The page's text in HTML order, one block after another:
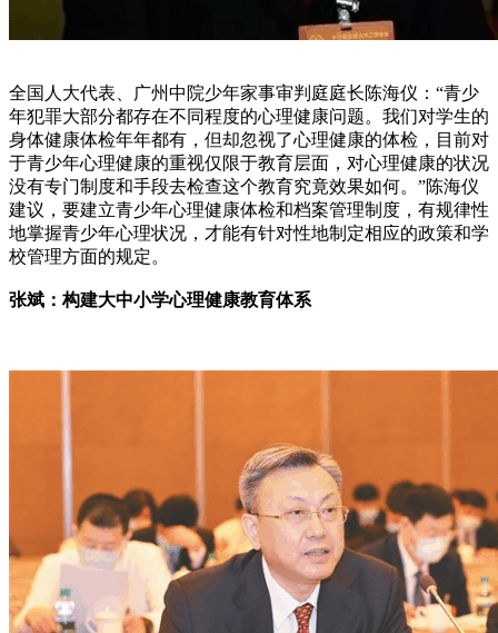
全国人大代表、广州中院少年家事审判庭庭长陈海仪：“青少
年犯罪大部分都存在不同程度的心理健康问题。我们对学生的
身体健康体检年年都有，但却忽视了心理健康的体检，目前对
于青少年心理健康的重视仅限于教育层面，对心理健康的状况
没有专门制度和手段去检查这个教育究竟效果如何。”陈海仪
建议，要建立青少年心理健康体检和档案管理制度，有规律性
地掌握青少年心理状况，才能有针对性地制定相应的政策和学
校管理方面的规定。
张斌：构建大中小学心理健康教育体系